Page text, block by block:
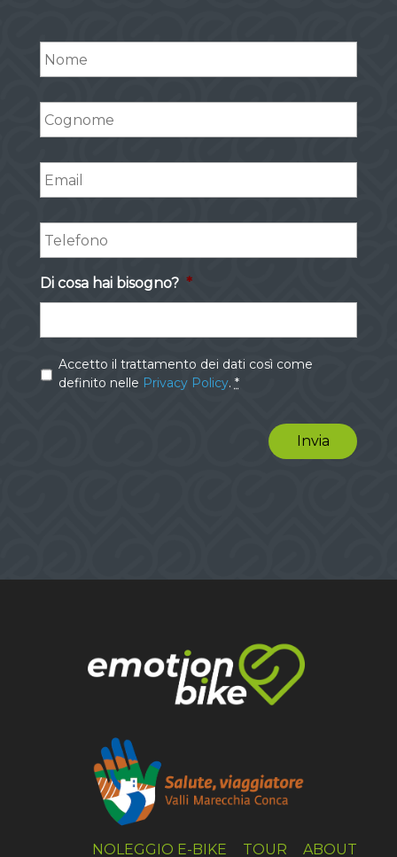
Nome *
Cognome *
Email *
Telefono *
Di cosa hai bisogno? *
Privacy *
Accetto il trattamento dei dati così come
definito nelle Privacy Policy. *
NOLEGGIO E-BIKE TOUR ABOUT